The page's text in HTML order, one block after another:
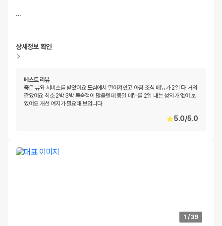
…
상세정보 확인
베스트 리뷰
좋은 뷰와 서비스를 받았어요 도심에서 떨어져있고 아침 조식 메뉴가 2일 다 거의
같았어요 최소 2박 3박 투숙객이 많을텐데 동일 메뉴를 2일 내는 성의가 없어 보
였어요 개선 여지가 필요해 보입니다
5.0/5.0
1 /39